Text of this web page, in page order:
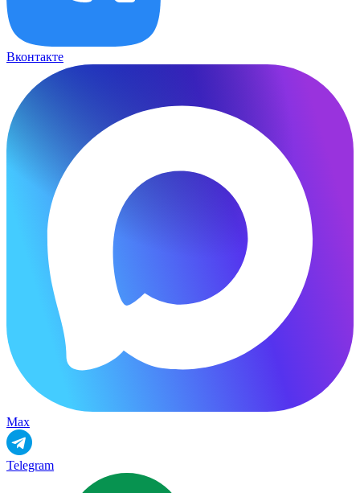
Вконтакте
Max
Telegram